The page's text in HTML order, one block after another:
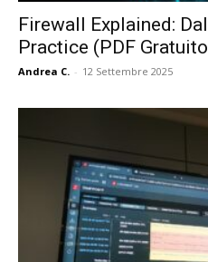
Firewall Explained:
Practice (PDF
Andrea C. - 12 Settembre 2025